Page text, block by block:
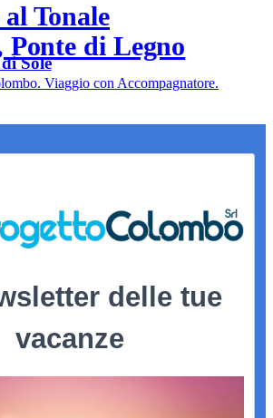
Tonale
Ponte di Legno
Sole
Viaggio con Accompagnatore.
delle tue
vacanze